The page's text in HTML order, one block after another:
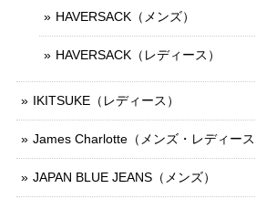
HAVERSACK（メンズ）
HAVERSACK（レディース）
IKITSUKE（レディース）
James Charlotte（メンズ・レディース
JAPAN BLUE JEANS（メンズ）